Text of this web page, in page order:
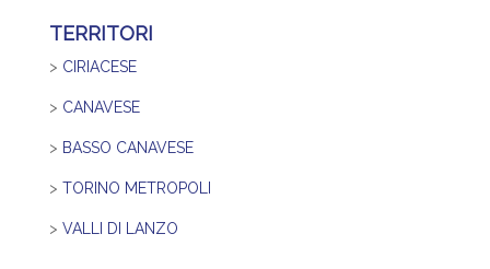
TERRITORI
> CIRIACESE
> CANAVESE
> BASSO CANAVESE
> TORINO METROPOLI
> VALLI DI LANZO